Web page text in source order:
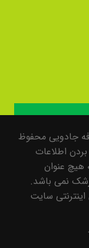
جادویی محفوظ
اطلاعات
هیچ عنوان
نمی باشد.
سایت